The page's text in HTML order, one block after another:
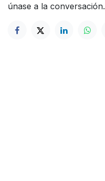
únase a la conversación.